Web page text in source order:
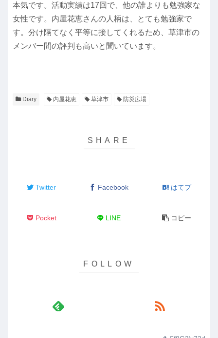
本気です。活動実績は17回で、他の誰よりも勉強家な
女性です。内屋花恵さんの人柄は、とても勉強家で
す。分け隔てなく平等に接してくれるため、草津市の
メンバー間の評判も高いと聞いています。
Diary 内屋花恵 草津市 防災広場
Twitter Facebook はてブ
Pocket LINE コピー